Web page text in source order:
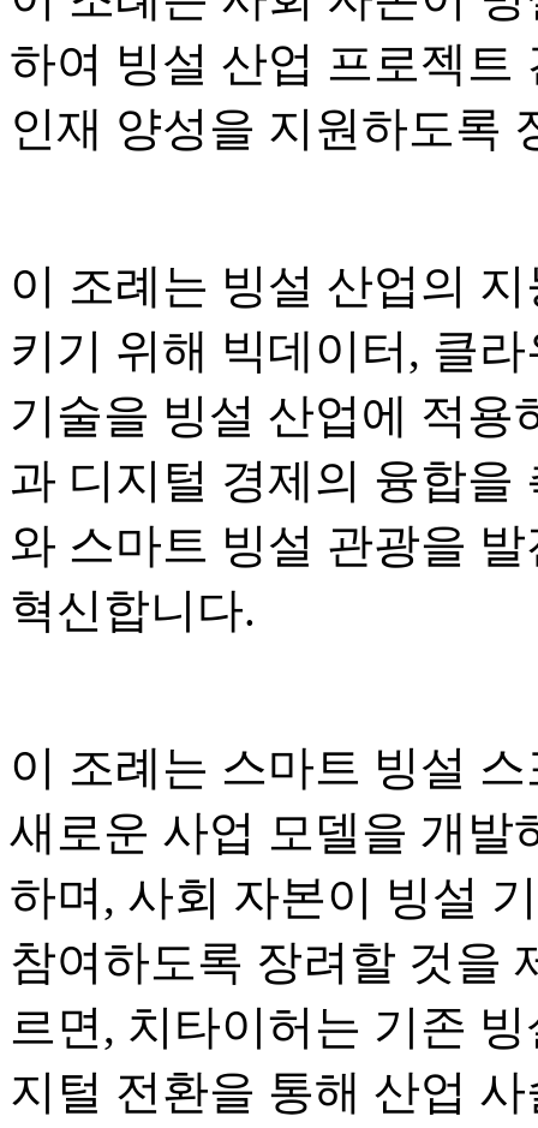
하여 빙설 산업 프로젝트
인재 양성을 지원하도록
이 조례는 빙설 산업의
키기 위해 빅데이터, 클
기술을 빙설 산업에 적용
과 디지털 경제의 융합을
와 스마트 빙설 관광을
혁신합니다.
이 조례는 스마트 빙설
새로운 사업 모델을 개발
하며, 사회 자본이 빙설
참여하도록 장려할 것을
르면, 치타이허는 기존
지털 전환을 통해 산업